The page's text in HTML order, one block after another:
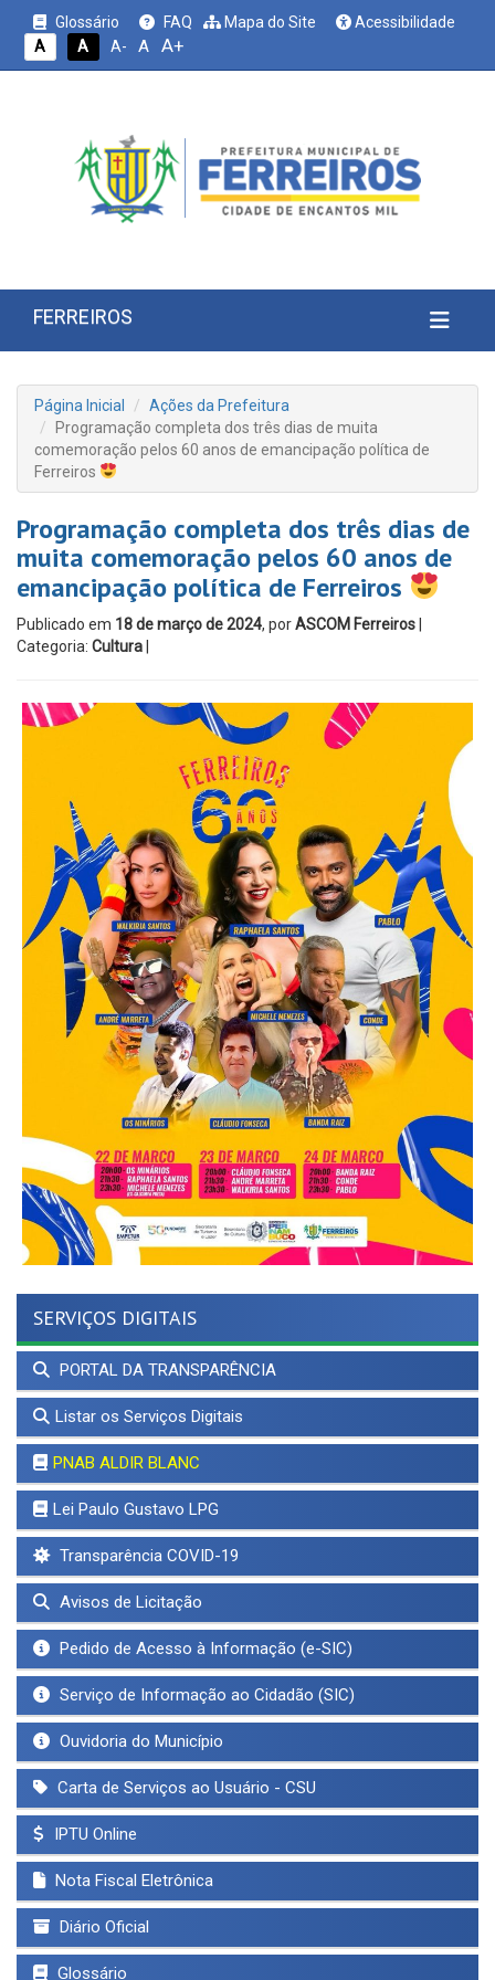
Glossário FAQ Mapa do Site
Acessibilidade
A
A A- A A+
FERREIROS
Página Inicial
Ações da Prefeitura
Programação completa dos três dias de muita
comemoração pelos 60 anos de emancipação política de
Ferreiros
Programação completa dos três dias de
muita comemoração pelos 60 anos de
emancipação política de Ferreiros
Publicado em 18 de março de 2024, porASCOM Ferreiros
Categoria: Cultura
SERVIÇOS DIGITAIS
PORTAL DA TRANSPARÊNCIA
Listar os Serviços Digitais
PNAB ALDIR BLANC
Lei Paulo Gustavo LPG
Transparência COVID-19
Avisos de Licitação
Pedido de Acesso à Informação (e-SIC)
Serviço de Informação ao Cidadão (SIC)
Ouvidoria do Município
Carta de Serviços ao Usuário - CSU
IPTU Online
Nota Fiscal Eletrônica
Diário Oficial
Glossário